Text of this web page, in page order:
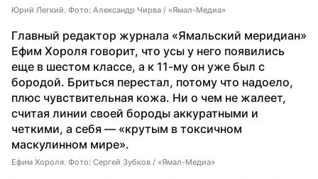
Юрий Легкий. Фото: Александр Чирва / «Ямал-Медиа»
Главный редактор журнала «Ямальский меридиан»
Ефим Хороля говорит, что усы у него появились
еще в шестом классе, а к 11-му он уже был с
бородой. Бриться перестал, потому что надоело,
плюс чувствительная кожа. Ни о чем не жалеет,
считая линии своей бороды аккуратными и
четкими, а себя — «крутым в токсичном
маскулинном мире».
Ефим Хороля. Фото: Сергей Зубков / «Ямал-Медиа»